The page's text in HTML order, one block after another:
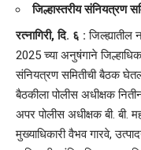
जिल्हास्तरीय संनियत्रण
रत्नागिरी, दि. ६ :
2025 च्या अनुषंगाने
संनियत्रण समितीची बैठक
बैठकीला पोलीस अधीक्षक
अपर पोलीस अधीक्षक बी. बी.
मुख्याधिकारी वैभव गारवे,